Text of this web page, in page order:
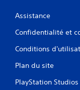
Assistance
Confidentialité et
Conditions
Plan du site
PlayStation Studios